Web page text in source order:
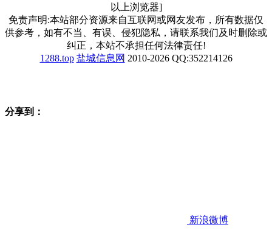
以上浏览器]
免责声明:本站部分资源来自互联网或网友发布，所有数据仅
供参考，如有不当、有误、侵犯隐私，请联系我们及时删除或
纠正，本站不承担任何法律责任!
1288.top 盐城信息网 2010-2026 QQ:352214126
分享到：
新浪微博